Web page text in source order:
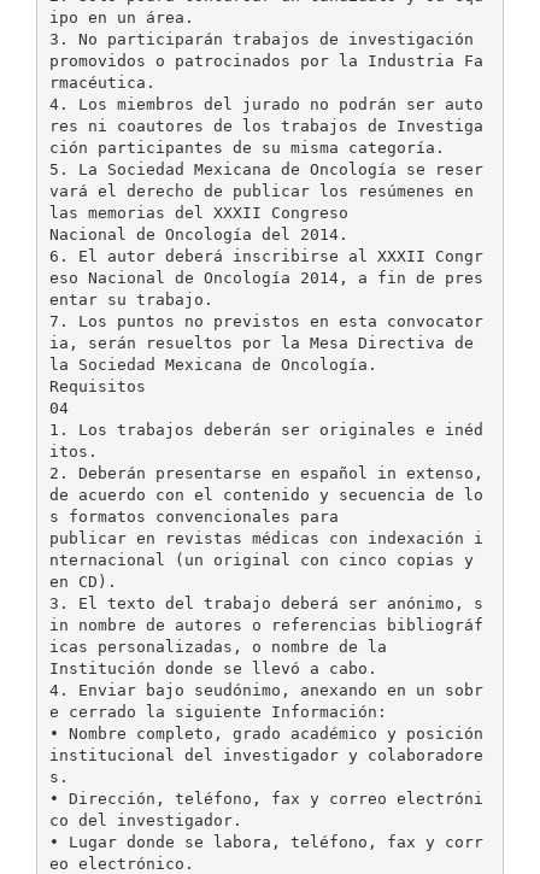
ipo en un área.
3. No participarán trabajos de investigación
promovidos o patrocinados por la Industria Fa
rmacéutica.
4. Los miembros del jurado no podrán ser auto
res ni coautores de los trabajos de Investiga
ción participantes de su misma categoría.
5. La Sociedad Mexicana de Oncología se reser
vará el derecho de publicar los resúmenes en
las memorias del XXXII Congreso
Nacional de Oncología del 2014.
6. El autor deberá inscribirse al XXXII Congr
eso Nacional de Oncología 2014, a fin de pres
entar su trabajo.
7. Los puntos no previstos en esta convocator
ia, serán resueltos por la Mesa Directiva de
la Sociedad Mexicana de Oncología.
Requisitos
04
1. Los trabajos deberán ser originales e inéd
itos.
2. Deberán presentarse en español in extenso,
de acuerdo con el contenido y secuencia de lo
s formatos convencionales para
publicar en revistas médicas con indexación i
nternacional (un original con cinco copias y
en CD).
3. El texto del trabajo deberá ser anónimo, s
in nombre de autores o referencias bibliográf
icas personalizadas, o nombre de la
Institución donde se llevó a cabo.
4. Enviar bajo seudónimo, anexando en un sobr
e cerrado la siguiente Información:
• Nombre completo, grado académico y posición
institucional del investigador y colaboradore
s.
• Dirección, teléfono, fax y correo electróni
co del investigador.
• Lugar donde se labora, teléfono, fax y corr
eo electrónico.